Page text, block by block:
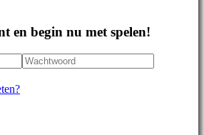
en begin nu met spelen!